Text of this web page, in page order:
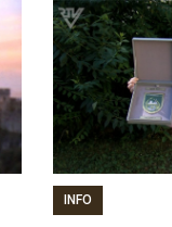
INFO